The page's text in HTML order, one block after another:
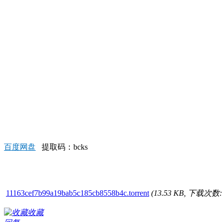
百度网盘 提取码：bcks
11163cef7b99a19bab5c185cb8558b4c.torrent (13.53 KB, 下载次数
收藏